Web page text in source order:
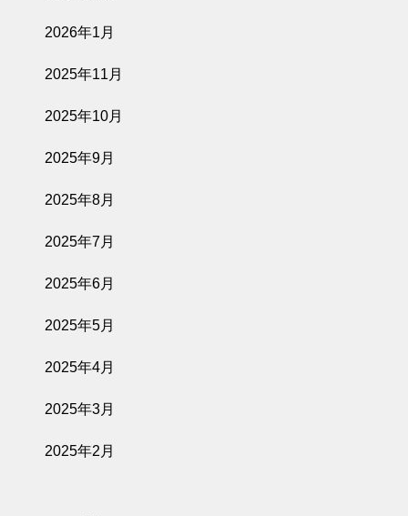
2026年1月
2025年11月
2025年10月
2025年9月
2025年8月
2025年7月
2025年6月
2025年5月
2025年4月
2025年3月
2025年2月